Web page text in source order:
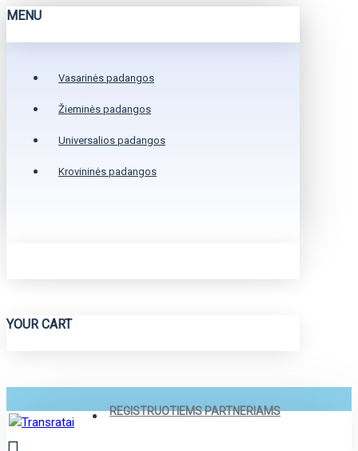
MENU
Vasarinės padangos
Žieminės padangos
Universalios padangos
Krovininės padangos
YOUR CART
REGISTRUOTIEMS PARTNERIAMS